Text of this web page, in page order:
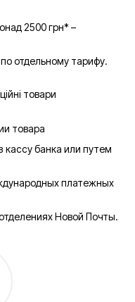
2500 грн* –
отдельному тарифу.
товари
товара
банка или путем
платежных
Новой Почты.